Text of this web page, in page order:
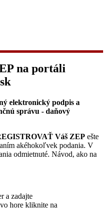
na portáli
elektronický podpis a
správu - daňový
Váš ZEP ešte
akéhokoľvek podania. V
odmietnuté. Návod, ako na
a zadajte
hore kliknite na